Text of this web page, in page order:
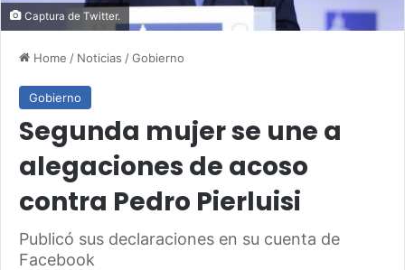
Captura de Twitter.
Home / Noticias /Gobierno
Gobierno
Segunda mujer se une a
alegaciones de acoso
contra Pedro Pierluisi
Publicó sus declaraciones en su cuenta de
Facebook